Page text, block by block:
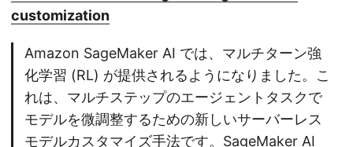
customization
Amazon SageMaker AI では、マルチターン強
化学習 (RL) が提供されるようになりました。こ
れは、マルチステップのエージェントタスクで
モデルを微調整するための新しいサーバーレス
モデルカスタマイズ手法です。SageMaker AI